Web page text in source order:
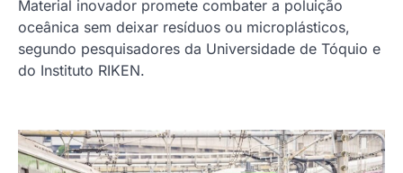
Material inovador promete combater a poluição
oceânica sem deixar resíduos ou microplásticos,
segundo pesquisadores da Universidade de Tóquio e
do Instituto RIKEN.